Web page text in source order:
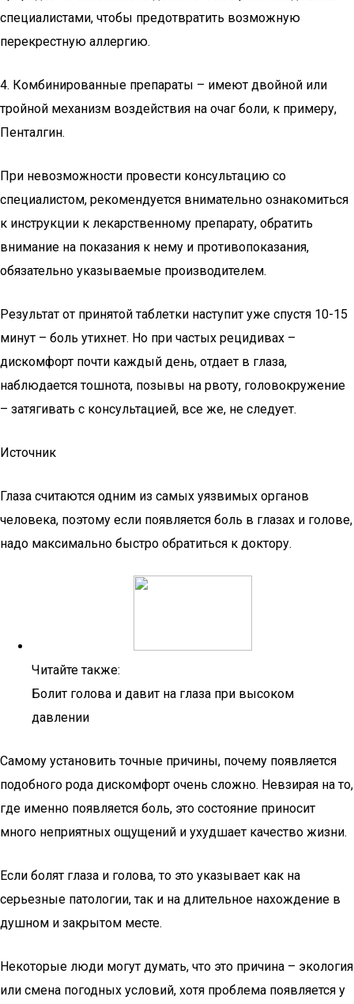
специалистами, чтобы предотвратить возможную
перекрестную аллергию.
4. Комбинированные препараты – имеют двойной или
тройной механизм воздействия на очаг боли, к примеру,
Пенталгин.
При невозможности провести консультацию со
специалистом, рекомендуется внимательно ознакомиться
к инструкции к лекарственному препарату, обратить
внимание на показания к нему и противопоказания,
обязательно указываемые производителем.
Результат от принятой таблетки наступит уже спустя 10-15
минут – боль утихнет. Но при частых рецидивах –
дискомфорт почти каждый день, отдает в глаза,
наблюдается тошнота, позывы на рвоту, головокружение
– затягивать с консультацией, все же, не следует.
Источник
Глаза считаются одним из самых уязвимых органов
человека, поэтому если появляется боль в глазах и голове,
надо максимально быстро обратиться к доктору.
Читайте также:
Болит голова и давит на глаза при высоком
давлении
Самому установить точные причины, почему появляется
подобного рода дискомфорт очень сложно. Невзирая на то,
где именно появляется боль, это состояние приносит
много неприятных ощущений и ухудшает качество жизни.
Если болят глаза и голова, то это указывает как на
серьезные патологии, так и на длительное нахождение в
душном и закрытом месте.
Некоторые люди могут думать, что это причина – экология
или смена погодных условий, хотя проблема появляется у